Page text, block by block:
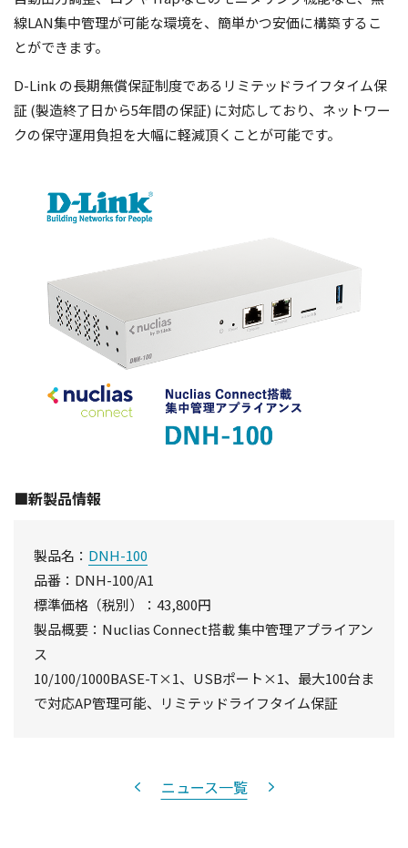
線LAN集中管理が可能な環境を、簡単かつ安価に構築するこ
とができます。
D-Link の長期無償保証制度であるリミテッドライフタイム保
証 (製造終了日から5年間の保証) に対応しており、ネットワー
クの保守運用負担を大幅に軽減頂くことが可能です。
■新製品情報
製品名： DNH-100
品番：DNH-100/A1
標準価格（税別）：43,800円
製品概要：Nuclias Connect搭載 集中管理アプライアン
ス
10/100/1000BASE-T×1、USBポート×1、最大100台ま
で対応AP管理可能、リミテッドライフタイム保証
ニュース一覧